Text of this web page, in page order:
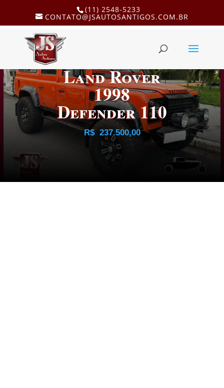
(11) 2548-5233
CONTATO@JSAUTOSANTIGOS.COM.BR
Land Rover
1998
Defender 110
R$ 237.500,00